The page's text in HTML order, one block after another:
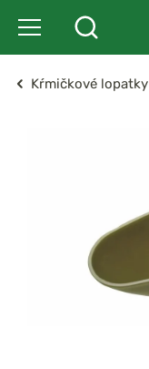
Kŕmičkové lopatky